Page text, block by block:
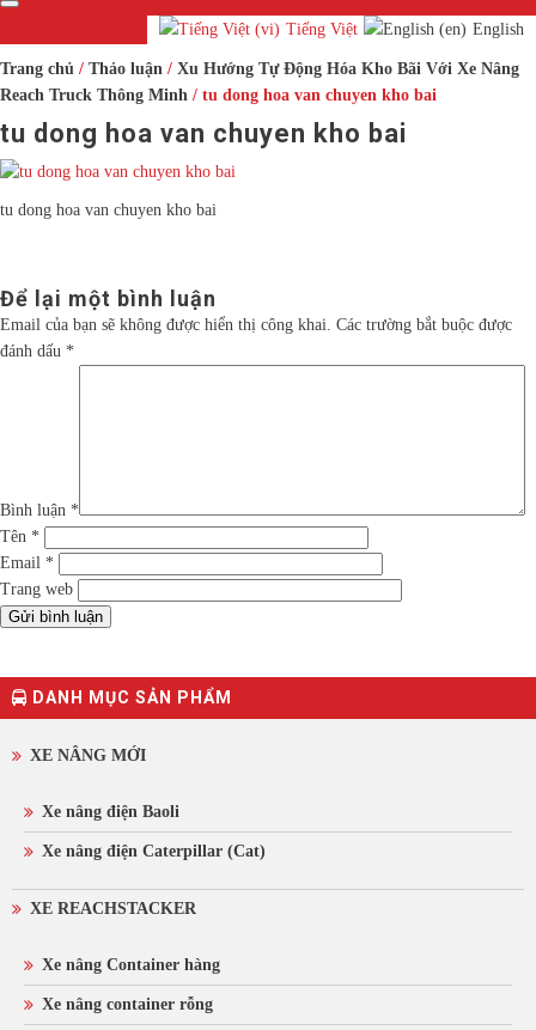
Toggle
Tiếng Việt English
Trang chủ / Thảo luận / Xu Hướng Tự Động Hóa Kho Bãi Với Xe Nâng
Reach Truck Thông Minh / tu dong hoa van chuyen kho bai
tu dong hoa van chuyen kho bai
tu dong hoa van chuyen kho bai
Để lại một bình luận
Email của bạn sẽ không được hiển thị công khai. Các trường bắt buộc được
đánh dấu *
Bình luận *
Tên *
Email *
Trang web
DANH MỤC SẢN PHẨM
XE NÂNG MỚI
Xe nâng điện Baoli
Xe nâng điện Caterpillar (Cat)
XE REACHSTACKER
Xe nâng Container hàng
Xe nâng container rỗng